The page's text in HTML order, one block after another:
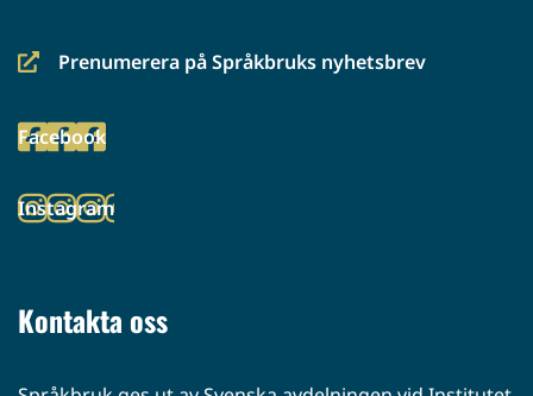
Prenumerera på Språkbruks nyhetsbrev
(siirryt
palveluun)
Facebook
(siirryt
palveluun)
Instagram
(siirryt
Kontakta oss